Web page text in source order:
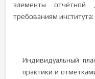
элементы отчётной
требованиям института:
Индивидуальный
практики и